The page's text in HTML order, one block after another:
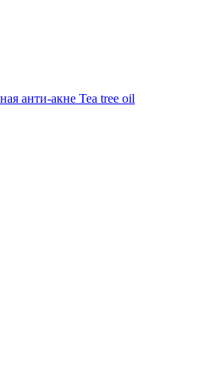
анти-акне Tea tree oil